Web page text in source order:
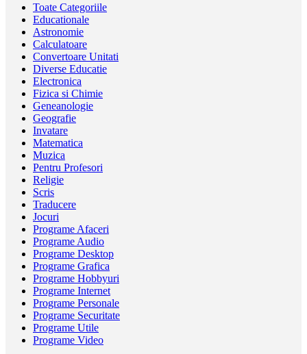
Toate Categoriile
Educationale
Astronomie
Calculatoare
Convertoare Unitati
Diverse Educatie
Electronica
Fizica si Chimie
Geneanologie
Geografie
Invatare
Matematica
Muzica
Pentru Profesori
Religie
Scris
Traducere
Jocuri
Programe Afaceri
Programe Audio
Programe Desktop
Programe Grafica
Programe Hobbyuri
Programe Internet
Programe Personale
Programe Securitate
Programe Utile
Programe Video